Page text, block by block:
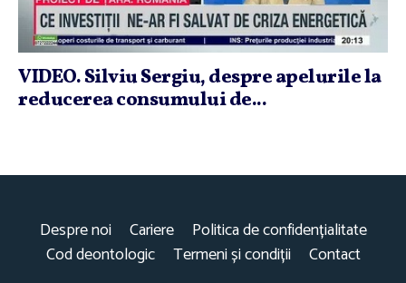
VIDEO. Silviu Sergiu, despre apelurile la
reducerea consumului de...
Despre noi Cariere
Politica de confidențialitate
Cod deontologic
Termeni și condiții Contact